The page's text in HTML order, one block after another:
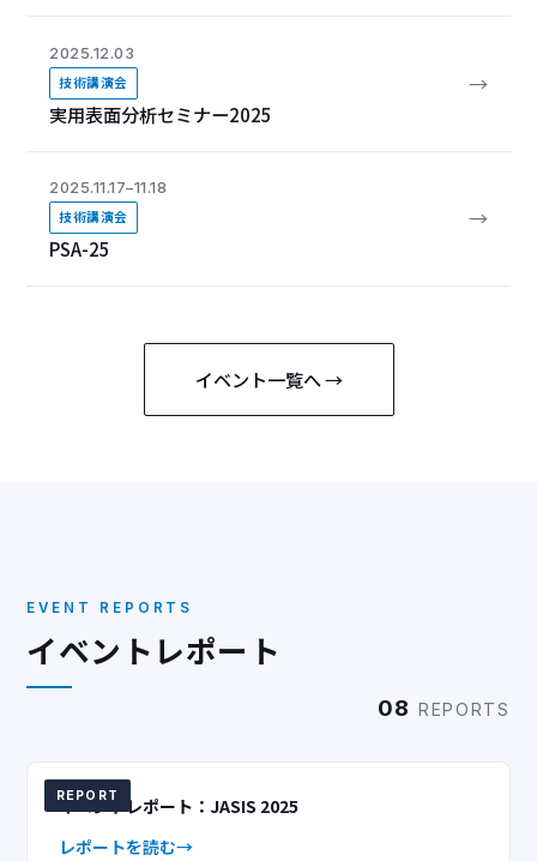
2025.12.03
技術講演会
実用表面分析セミナー2025
→
2025.11.17–11.18
技術講演会
PSA-25
→
イベント一覧へ →
EVENT REPORTS
イベントレポート
08 REPORTS
REPORT
イベントレポート：JASIS 2025
レポートを読む